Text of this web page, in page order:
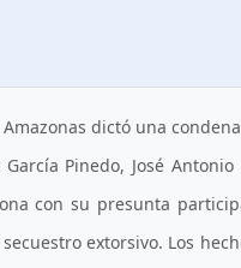
Amazonas dictó una
Pinedo, José
con su presunta
extorsivo. Los